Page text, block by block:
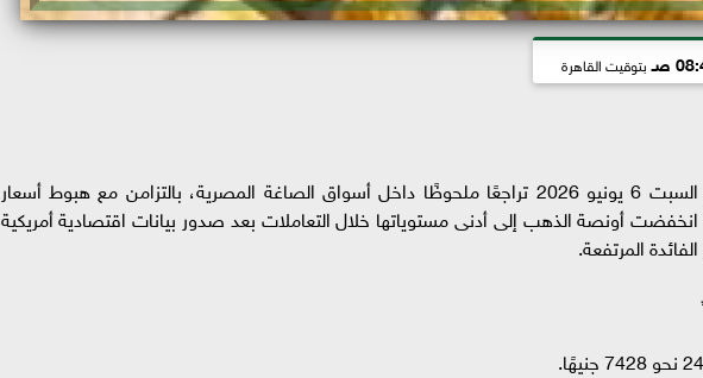
صـ بتوقيت القاهرة
شهدت أسعار الذهب اليوم السبت 6 يونيو 2026 تراجعًا ملحوظًا داخل أسواق الصاغة المصرية، بالتزامن مع هبوط أسعار
أونصة الذهب إلى أدنى مستوياتها خلال التعاملات بعد صدور بيانات اقتصادية أمريكية
المرتفعة.